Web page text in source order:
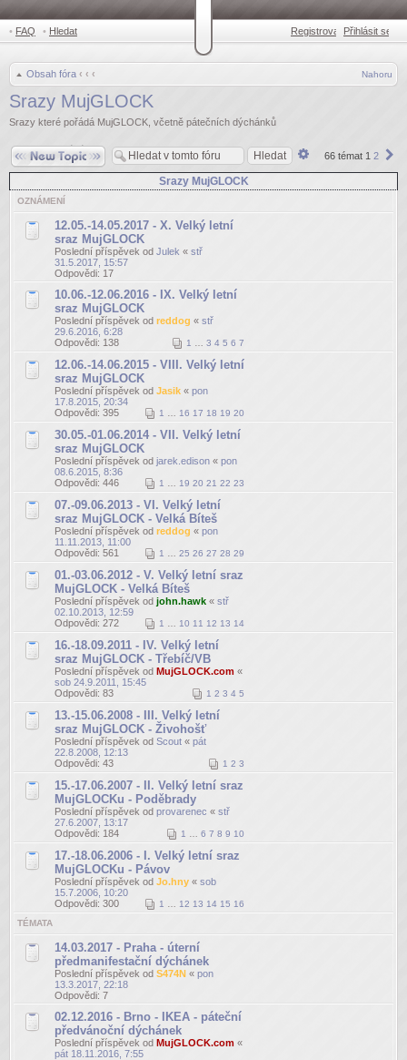
• FAQ • Hledat Registrovat •Přihlásit se
Obsah fóra ‹ ‹ ‹ Nahoru
Srazy MujGLOCK
Srazy které pořádá MujGLOCK, včetně pátečních dýchánků
66 témat 1 2
Odeslat nové téma
Pokročilé
Srazy MujGLOCK
OZNÁMENÍ
12.05.-14.05.2017 - X. Velký letní
sraz MujGLOCK
Poslední příspěvek od Julek « stř
31.5.2017, 15:57
Odpovědi: 17
10.06.-12.06.2016 - IX. Velký letní
sraz MujGLOCK
Poslední příspěvek od reddog « stř
29.6.2016, 6:28
Odpovědi: 138 1 3 4 5 6 7
12.06.-14.06.2015 - VIII. Velký letní
sraz MujGLOCK
Poslední příspěvek od Jasik « pon
17.8.2015, 20:34
Odpovědi: 395 1 16 17 18 19 20
30.05.-01.06.2014 - VII. Velký letní
sraz MujGLOCK
Poslední příspěvek od jarek.edison « pon
08.6.2015, 8:36
Odpovědi: 446 1 19 20 21 22 23
07.-09.06.2013 - VI. Velký letní
sraz MujGLOCK - Velká Bíteš
Poslední příspěvek od reddog « pon
11.11.2013, 11:00
Odpovědi: 561 1 25 26 27 28 29
01.-03.06.2012 - V. Velký letní sraz
MujGLOCK - Velká Bíteš
Poslední příspěvek od john.hawk « stř
02.10.2013, 12:59
Odpovědi: 272 1 10 11 12 13 14
16.-18.09.2011 - IV. Velký letní
sraz MujGLOCK - Třebíč/VB
Poslední příspěvek od MujGLOCK.com «
sob 24.9.2011, 15:45
Odpovědi: 83 1 2 3 4 5
13.-15.06.2008 - III. Velký letní
sraz MujGLOCK - Živohošť
Poslední příspěvek od Scout « pát
22.8.2008, 12:13
Odpovědi: 43 1 2 3
15.-17.06.2007 - II. Velký letní sraz
MujGLOCKu - Poděbrady
Poslední příspěvek od provarenec « stř
27.6.2007, 13:17
Odpovědi: 184 1 6 7 8 9 10
17.-18.06.2006 - I. Velký letní sraz
MujGLOCKu - Pávov
Poslední příspěvek od Jo.hny « sob
15.7.2006, 10:20
Odpovědi: 300 1 12 13 14 15 16
TÉMATA
14.03.2017 - Praha - úterní
předmanifestační dýchánek
Poslední příspěvek od S474N « pon
13.3.2017, 22:18
Odpovědi: 7
02.12.2016 - Brno - IKEA - páteční
předvánoční dýchánek
Poslední příspěvek od MujGLOCK.com «
pát 18.11.2016, 7:55